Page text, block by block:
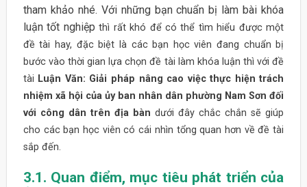
tham khảo nhé. Với những bạn chuẩn bị làm bài khóa
luận tốt nghiệp thì rất khó để có thể tìm hiểu được một
đề tài hay, đặc biệt là các bạn học viên đang chuẩn bị
bước vào thời gian lựa chọn đề tài làm khóa luận thì với đề
tài Luận Văn: Giải pháp nâng cao việc thực hiện trách
nhiệm xã hội của ủy ban nhân dân phường Nam Sơn đối
với công dân trên địa bàndưới đây chắc chắn sẽ giúp
cho các bạn học viên có cái nhìn tổng quan hơn về đề tài
sắp đến.
3.1. Quan điểm, mục tiêu phát triển của